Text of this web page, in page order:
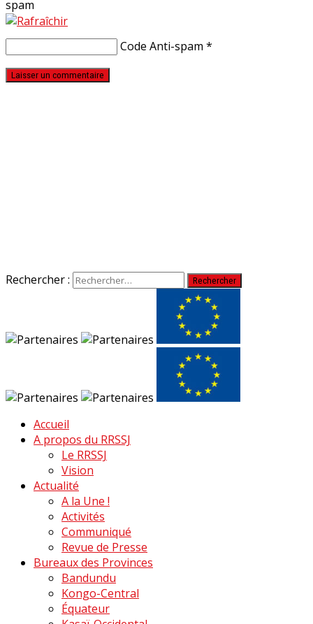
Code Anti-spam *
Rechercher :
Accueil
A propos du RRSSJ
Le RRSSJ
Vision
Actualité
A la Une !
Activités
Communiqué
Revue de Presse
Bureaux des Provinces
Bandundu
Kongo-Central
Équateur